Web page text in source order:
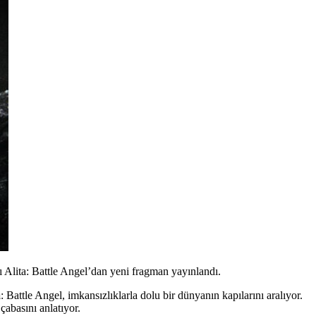
Alita: Battle Angel’dan yeni fragman yayınlandı.
Battle Angel, imkansızlıklarla dolu bir dünyanın kapılarını aralıyor.
anlatıyor.